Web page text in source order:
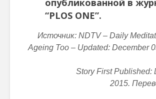
“PLOS ONE”.
Источник: NDTV – Daily
Ageing Too – Updated: December
Story First Published:
2015.